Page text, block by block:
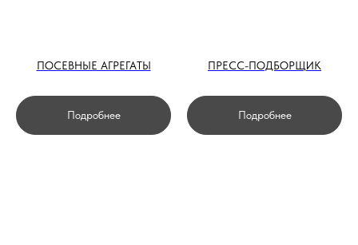
ПОСЕВНЫЕ АГРЕГАТЫ
Подробнее
ПРЕСС-ПОДБОРЩИК
Подробнее